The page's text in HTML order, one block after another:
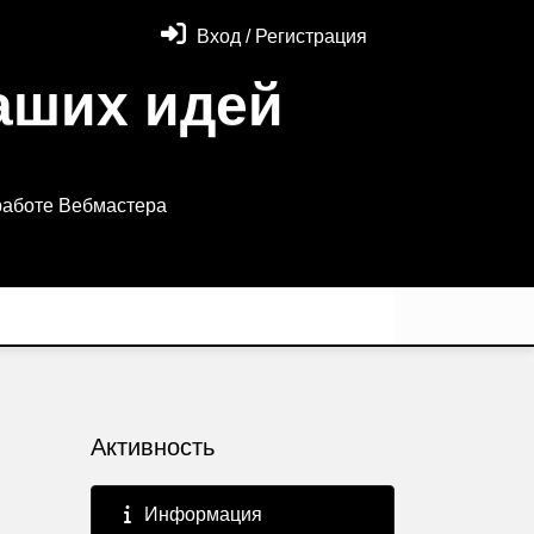
Вход / Регистрация
идей
Вебмастера
Активность
Информация